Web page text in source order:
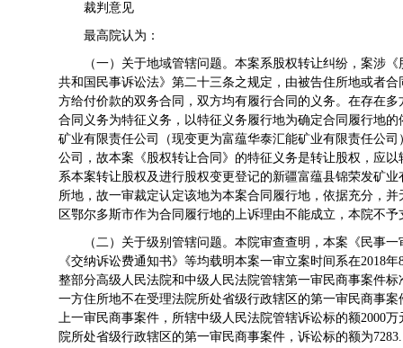
裁判意见
最高院认为：
（一）关于地域管辖问题。本案系股权转让纠纷，案涉
共和国民事诉讼法》第二十三条之规定，由被告住所地或者
方给付价款的双务合同，双方均有履行合同的义务。在存在
合同义务为特征义务，以特征义务履行地为确定合同履行地
矿业有限责任公司（现变更为富蕴华泰汇能矿业有限责任公
公司，故本案《股权转让合同》的特征义务是转让股权，应
系本案转让股权及进行股权变更登记的新疆富蕴县锦荣发矿
所地，故一审裁定认定该地为本案合同履行地，依据充分，
区鄂尔多斯市作为合同履行地的上诉理由不能成立，本院不予
（二）关于级别管辖问题。本院审查查明，本案《民事
《交纳诉讼费通知书》等均载明本案一审立案时间系在2018
整部分高级人民法院和中级人民法院管辖第一审民商事案件
一方住所地不在受理法院所处省级行政辖区的第一审民商事
上一审民商事案件，所辖中级人民法院管辖诉讼标的额2000
院所处省级行政辖区的第一审民商事案件，诉讼标的额为